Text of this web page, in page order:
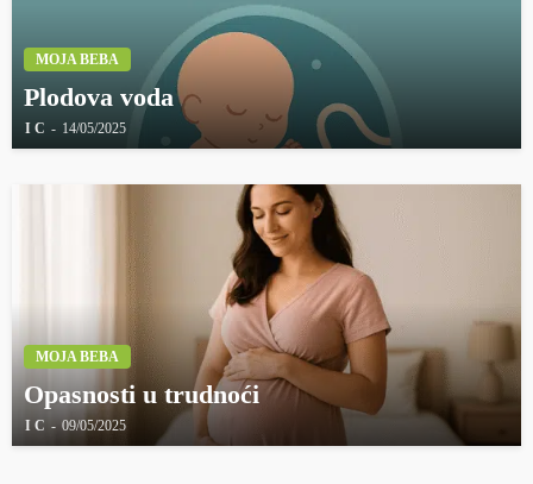
MOJA BEBA
Plodova voda
I C 14/05/2025
MOJA BEBA
Opasnosti u trudnoći
I C 09/05/2025